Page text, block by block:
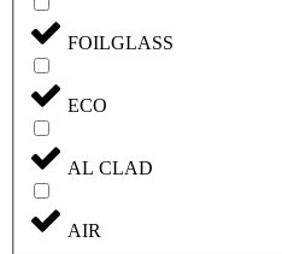
FOILGLASS
ECO
AL CLAD
AIR